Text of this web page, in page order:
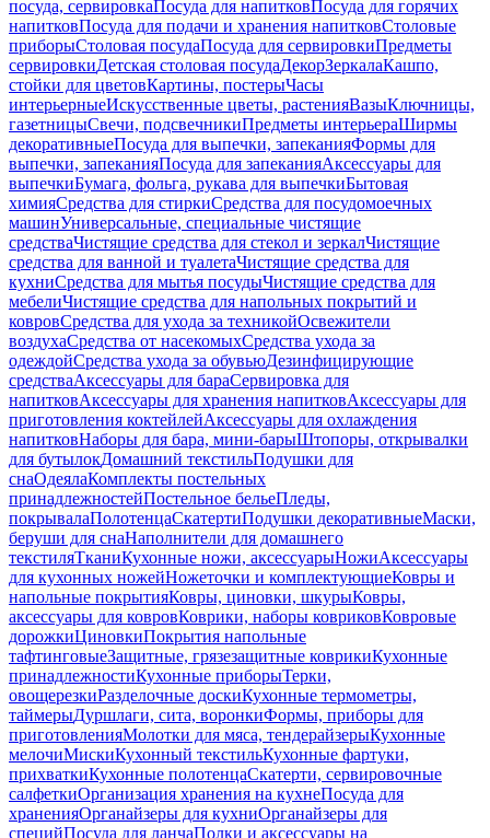
посуда, сервировкаПосуда для напитковПосуда для горячих
напитковПосуда для подачи и хранения напитковСтоловые
приборыСтоловая посудаПосуда для сервировкиПредметы
сервировкиДетская столовая посудаДекорЗеркалаКашпо,
стойки для цветовКартины, постерыЧасы
интерьерныеИскусственные цветы, растенияВазыКлючницы,
газетницыСвечи, подсвечникиПредметы интерьераШирмы
декоративныеПосуда для выпечки, запеканияФормы для
выпечки, запеканияПосуда для запеканияАксессуары для
выпечкиБумага, фольга, рукава для выпечкиБытовая
химияСредства для стиркиСредства для посудомоечных
машинУниверсальные, специальные чистящие
средстваЧистящие средства для стекол и зеркалЧистящие
средства для ванной и туалетаЧистящие средства для
кухниСредства для мытья посудыЧистящие средства для
мебелиЧистящие средства для напольных покрытий и
ковровСредства для ухода за техникойОсвежители
воздухаСредства от насекомыхСредства ухода за
одеждойСредства ухода за обувьюДезинфицирующие
средстваАксессуары для бараСервировка для
напитковАксессуары для хранения напитковАксессуары для
приготовления коктейлейАксессуары для охлаждения
напитковНаборы для бара, мини-барыШтопоры, открывалки
для бутылокДомашний текстильПодушки для
снаОдеялаКомплекты постельных
принадлежностейПостельное бельеПледы,
покрывалаПолотенцаСкатертиПодушки декоративныеМаски,
беруши для снаНаполнители для домашнего
текстиляТканиКухонные ножи, аксессуарыНожиАксессуары
для кухонных ножейНожеточки и комплектующиеКовры и
напольные покрытияКовры, циновки, шкурыКовры,
аксессуары для ковровКоврики, наборы ковриковКовровые
дорожкиЦиновкиПокрытия напольные
тафтинговыеЗащитные, грязезащитные коврикиКухонные
принадлежностиКухонные приборыТерки,
овощерезкиРазделочные доскиКухонные термометры,
таймерыДуршлаги, сита, воронкиФормы, приборы для
приготовленияМолотки для мяса, тендерайзерыКухонные
мелочиМискиКухонный текстильКухонные фартуки,
прихваткиКухонные полотенцаСкатерти, сервировочные
салфеткиОрганизация хранения на кухнеПосуда для
храненияОрганайзеры для кухниОрганайзеры для
специйПосуда для ланчаПолки и аксессуары на